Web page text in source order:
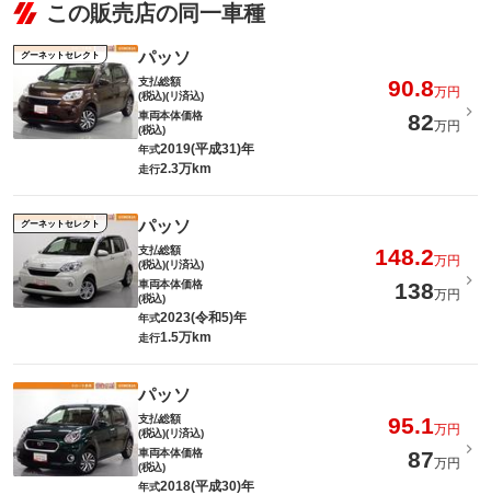
この販売店の同一車種
グーネットセレクト パッソ
支払総額
(税込)(リ済込)
90.8万円
車両本体価格
(税込)
82万円
年式2019(平成31)年
走行2.3万km
グーネットセレクト パッソ
支払総額
(税込)(リ済込)
148.2万円
車両本体価格
(税込)
138万円
年式2023(令和5)年
走行1.5万km
パッソ
支払総額
(税込)(リ済込)
95.1万円
車両本体価格
(税込)
87万円
年式2018(平成30)年